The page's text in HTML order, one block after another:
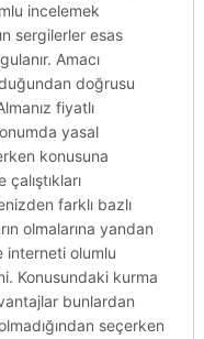
incelemek
sergilerler esas
Amacı
doğrusu
fiyatlı
yasal
konusuna
farklı bazlı
olmalarına yandan
interneti olumlu
Konusundaki kurma
bunlardan
seçerken